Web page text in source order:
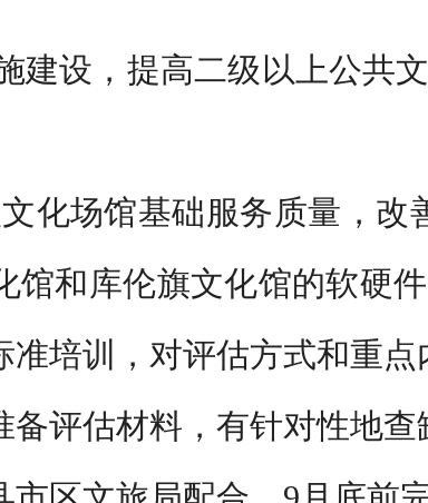
建设，提高二级以上公共
化场馆基础服务质量，改
馆和库伦旗文化馆的软硬
培训，对评估方式和重点
评估材料，有针对性地